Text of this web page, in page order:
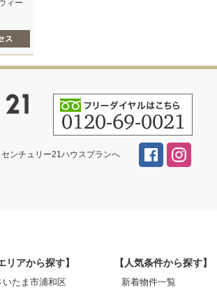
ィー
ンチュリー21ハウスプランへ
リアから探す】
いたま市浦和区
【人気条件から探す】
新着物件一覧